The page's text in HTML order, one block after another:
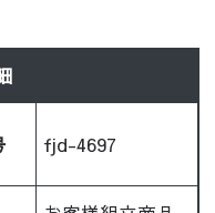
fjd-4697